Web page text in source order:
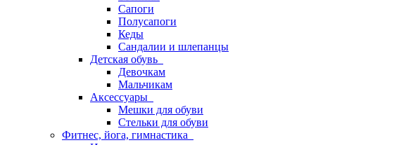
Сапоги
Полусапоги
Кеды
Сандалии и шлепанцы
Детская обувь
Девочкам
Мальчикам
Аксессуары
Мешки для обуви
Стельки для обуви
Фитнес, йога, гимнастика